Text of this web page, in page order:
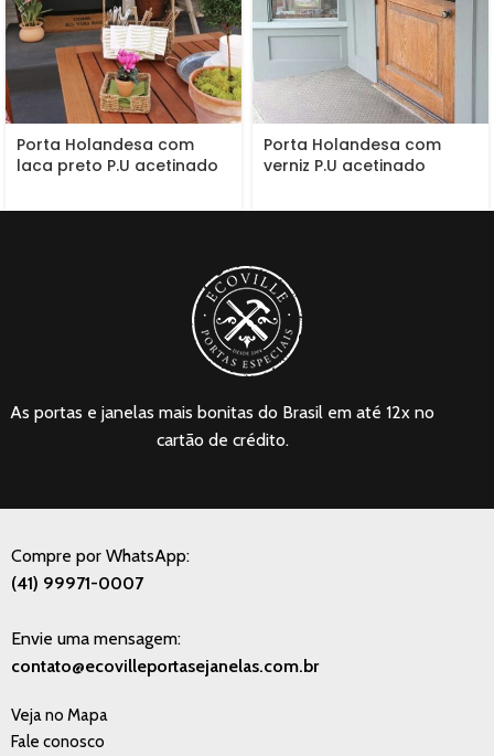
Porta Holandesa com
laca preto P.U acetinado
Porta Holandesa com
verniz P.U acetinado
As portas e janelas mais bonitas do Brasil em até 12x no
cartão de crédito.
Compre por WhatsApp:
(41) 99971-0007
Envie uma mensagem:
contato@ecovilleportasejanelas.com.br
Veja no Mapa
Fale conosco